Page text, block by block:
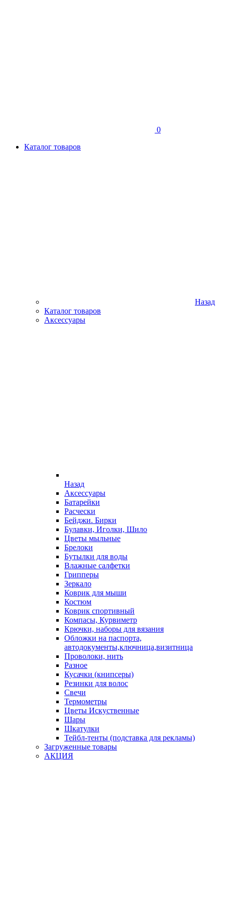
0
Каталог товаров
Назад
Каталог товаров
Аксессуары
Назад
Аксессуары
Батарейки
Расчески
Бейджи. Бирки
Булавки, Иголки, Шило
Цветы мыльные
Брелоки
Бутылки для воды
Влажные салфетки
Грипперы
Зеркало
Коврик для мыши
Костюм
Коврик спортивный
Компасы, Курвиметр
Крючки, наборы для вязания
Обложки на паспорта,
автодокументы,ключница,визитница
Проволоки, нить
Разное
Кусачки (книпсеры)
Резинки для волос
Свечи
Термометры
Цветы Искуственные
Шары
Шкатулки
Тейбл-тенты (подставка для рекламы)
Загруженные товары
АКЦИЯ